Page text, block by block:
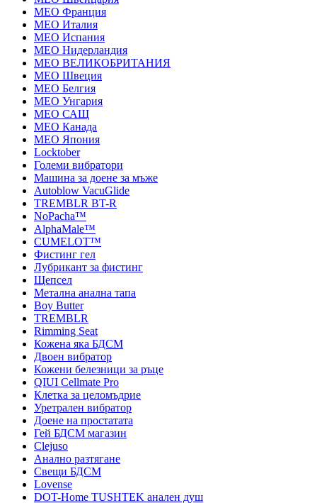
MEO Франция
MEO Италия
MEO Испания
MEO Нидерландия
MEO ВЕЛИКОБРИТАНИЯ
MEO Швеция
MEO Белгия
MEO Унгария
MEO САЩ
MEO Канада
MEO Япония
Locktober
Големи вибратори
Машина за доене за мъже
Autoblow VacuGlide
TREMBLR BT-R
NoPacha™
AlphaMale™
CUMELOT™
Фистинг гел
Лубрикант за фистинг
Щепсел
Метална анална тапа
Boy Butter
TREMBLR
Rimming Seat
Кожена яка БДСМ
Двоен вибратор
Кожени белезници за ръце
QIUI Cellmate Pro
Клетка за целомъдрие
Уретрален вибратор
Доене на простатата
Гей БДСМ магазин
Clejuso
Анално разтягане
Свещи БДСМ
Lovense
DOT-Home TUSHTEK анален душ